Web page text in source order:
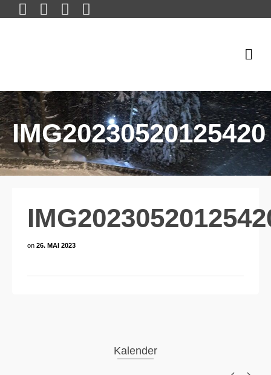
IMG20230520125420
on 26. MAI 2023
Kalender